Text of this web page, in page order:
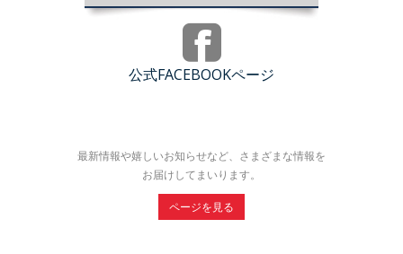
公式FACEBOOKページ
最新情報や嬉しいお知らせなど、さまざまな情報を
お届けしてまいります。
ページを見る